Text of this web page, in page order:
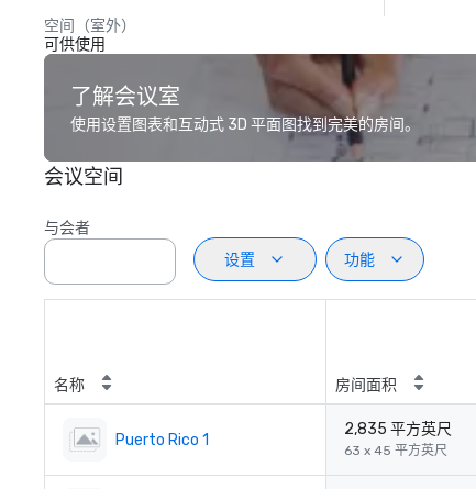
空间（室外）
可供使用
了解会议室
使用设置图表和互动式 3D 平面图找到完美的房间。
会议空间
与会者
设置
功能
名称 房间面积
Puerto Rico 1
2,835 平方英尺
63 x 45 平方英尺